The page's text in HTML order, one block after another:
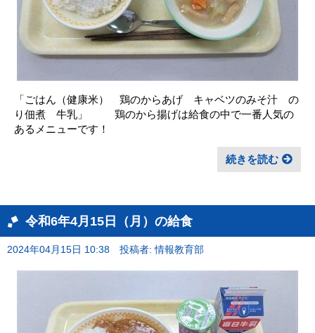
「ごはん（健康米） 鶏のからあげ キャベツのみそ汁 の
り佃煮 牛乳」 鶏のから揚げは給食の中で一番人気の
あるメニューです！
続きを読む
令和6年4月15日（月）の給食
2024年04月15日 10:38 投稿者: 情報教育部